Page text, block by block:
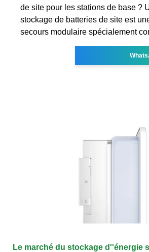
de site pour les stations de base ?
stockage de batteries de site est
secours modulaire spécialement
Le marché du stockage d''énergie